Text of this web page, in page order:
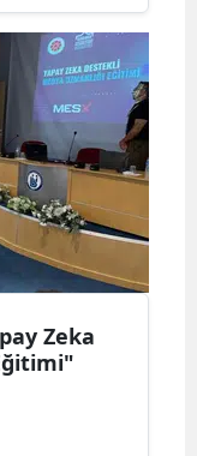
Giresun
Gümüşhane
Hakkari
Hatay
Isparta
Mersin
İzmir
Zeka